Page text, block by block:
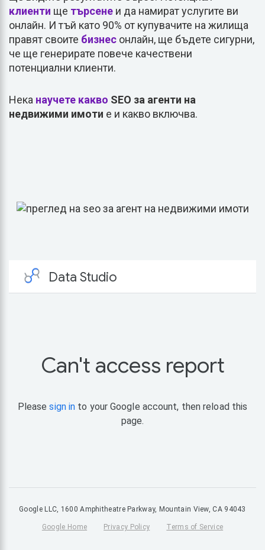
клиенти ще търсене и да намират услугите ви
онлайн. И тъй като 90% от купувачите на жилища
правят своите бизнес онлайн, ще бъдете сигурни,
че ще генерирате повече качествени
потенциални клиенти.
Нека научете какво SEO за агенти на
недвижими имоти е и какво включва.